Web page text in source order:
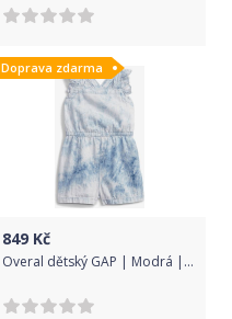
Doprava zdarma
849 Kč
Overal dětský GAP | Modrá | Dívčí | 2 roky